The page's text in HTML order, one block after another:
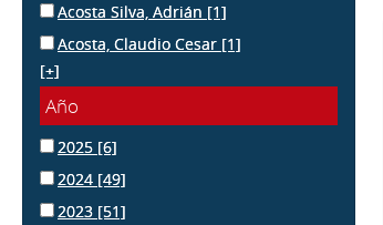
Acosta Silva, Adrián [1]
Acosta, Claudio Cesar [1]
[+]
Año
2025 [6]
2024 [49]
2023 [51]